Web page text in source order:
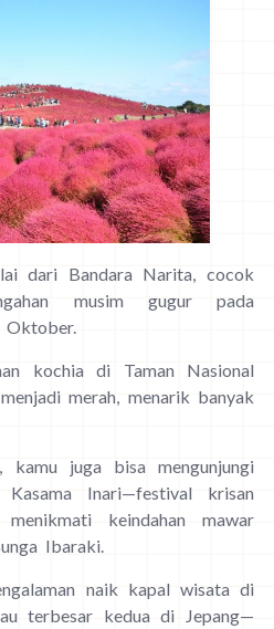
dari Bandara Narita, cocok
musim gugur pada
Oktober.
kochia di Taman Nasional
merah, menarik banyak
kamu juga bisa mengunjungi
Inari—festival krisan
keindahan mawar
Ibaraki.
naik kapal wisata di
terbesar kedua di Jepang—